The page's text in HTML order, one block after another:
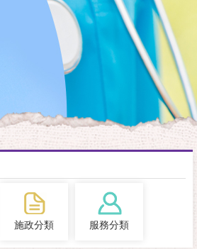
施政分類 服務分類